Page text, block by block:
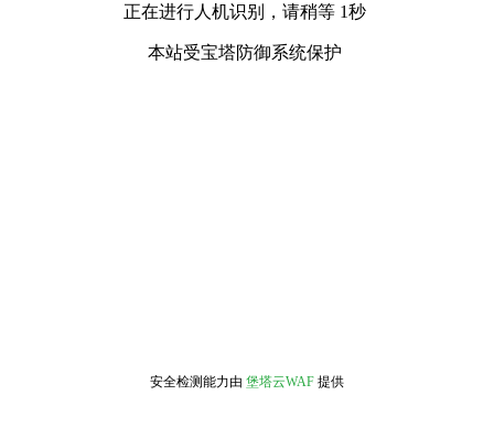
正在进行人机识别，请稍等 1秒
本站受宝塔防御系统保护
安全检测能力由 堡塔云WAF 提供